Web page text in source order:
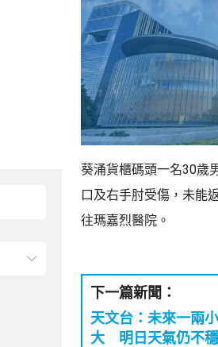
葵涌貨櫃碼頭一名30歲
口及右手肘受傷，未能
往瑪嘉烈醫院。
下一篇新聞：
天文台：未來一兩
大 明日天氣仍不穩